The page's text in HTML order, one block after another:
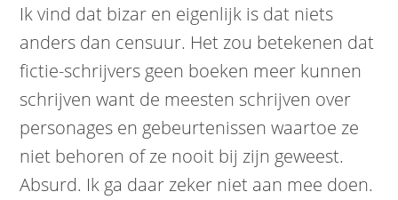
Ik vind dat bizar en eigenlijk is dat niets
anders dan censuur. Het zou betekenen dat
fictie-schrijvers geen boeken meer kunnen
schrijven want de meesten schrijven over
personages en gebeurtenissen waartoe ze
niet behoren of ze nooit bij zijn geweest.
Absurd. Ik ga daar zeker niet aan mee doen.